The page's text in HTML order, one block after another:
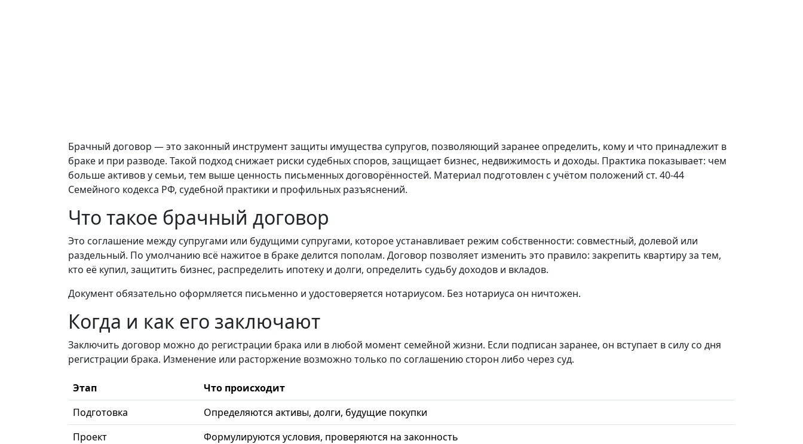
Брачный договор — это законный инструмент защиты имущества супругов, позволяющий заранее определить, кому и что принадлежит в
браке и при разводе. Такой подход снижает риски судебных споров, защищает бизнес, недвижимость и доходы. Практика показывает: чем
больше активов у семьи, тем выше ценность письменных договорённостей. Материал подготовлен с учётом положений ст. 40-44
Семейного кодекса РФ, судебной практики и профильных разъяснений.
Что такое брачный договор
Это соглашение между супругами или будущими супругами, которое устанавливает режим собственности: совместный, долевой или
раздельный. По умолчанию всё нажитое в браке делится пополам. Договор позволяет изменить это правило: закрепить квартиру за тем,
кто её купил, защитить бизнес, распределить ипотеку и долги, определить судьбу доходов и вкладов.
Документ обязательно оформляется письменно и удостоверяется нотариусом. Без нотариуса он ничтожен.
Когда и как его заключают
Заключить договор можно до регистрации брака или в любой момент семейной жизни. Если подписан заранее, он вступает в силу со дня
регистрации брака. Изменение или расторжение возможно только по соглашению сторон либо через суд.
Этап
Что происходит
Подготовка
Определяются активы, долги, будущие покупки
Проект
Формулируются условия, проверяются на законность